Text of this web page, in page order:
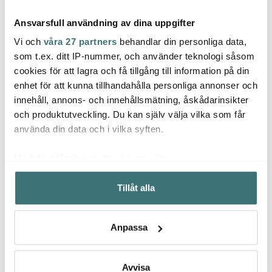
Ansvarsfull användning av dina uppgifter
Vi och våra 27 partners behandlar din personliga data,
som t.ex. ditt IP-nummer, och använder teknologi såsom
cookies för att lagra och få tillgång till information på din
enhet för att kunna tillhandahålla personliga annonser och
innehåll, annons- och innehållsmätning, åskådarinsikter
och produktutveckling. Du kan själv välja vilka som får
använda din data och i vilka syften.
Samla in information om din geografiska plats som
kan ha en noggrannhet på upp till flera meter
Identifiera din enhet genom att aktivt skanna den för
Ta reda på mer om hur dina personliga uppgifter
Du kan ändra eller dra tillbaka ditt samtycke när som
Tillåt alla
Anpassa
Avvisa
Bordallo Pinheiro
Tropical Fruits
Salladsskål Avocado
Grön
1069 kr
Bordallo Pinheiro
Tropical Fruits tallrik 22
cm kiwi grön
449 kr
Låt dig inspireras av våra kunder